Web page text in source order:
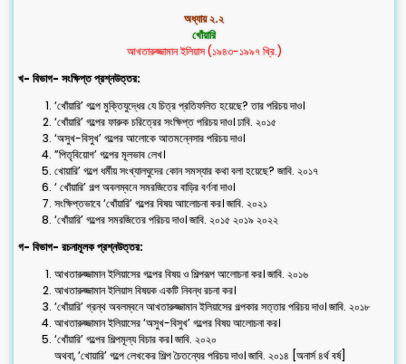
অধ্যায় ২.২
খোঁয়ারি
আখতারুজ্জামান ইলিয়াস (১৯৪৩-১৯৯৭ খ্রি.)
খ- বিভাগ- সংক্ষিপ্ত প্রশ্নউত্তর:
‘খোঁয়ারি’ গল্পে মুক্তিযুদ্ধের যে চিত্র প্রতিফলিত হয়েছে? তার পরিচয় দাও।
‘খোঁয়ারি’ গল্পের ফারুক চরিত্রের সংক্ষিপ্ত পরিচয় দাও। ঢাবি. ২০১৫
‘অসুখ-বিসুখ’ গল্পের আলোকে আতমন্নেসার পরিচয় দাও।
”পিতৃবিয়োগ’ গল্পের মূলভাব লেখ।
খোয়ারি’ গল্পে ধর্মীয় সংখ্যালঘুদের কোন সমস্যার কথা বলা হয়েছে? জাবি. ২০১৭
‘ খোঁয়ারি’ গল্প অবলম্বনে সমরজিতের বাড়ির বর্ণনা দাও।
সংক্ষিপ্তভাবে ‘খোঁয়ারি’ গল্পের বিষয় আালোচনা কর। জাবি. ২০২১
‘খোঁয়ারি’ গল্পের সমরজিতের পরিচয় দাও। জাবি. ২০১৫ ২০১৯ ২০২২
গ- বিভাগ- রচনামূলক প্রশ্নউত্তর:
আখতারুজ্জামান ইলিয়াসের গল্পের বিষয় ও শিল্পরূপ আলোচনা কর। জাবি. ২০১৬
আখতারুজ্জামান ইলিয়াস বিষয়ক একটি নিবন্ধ রচনা কর।
‘খোঁয়ারি’ গ্রন্থ অবলম্বনে আখতারুজ্জামান ইলিয়াসের গল্পকার সত্তার পরিচয় দাও। জাবি. ২০১৮
আখতারুজ্জামান ইলিয়াসের ‘অসুখ-বিসুখ’ গল্পের বিষয় আলোচনা কর।
‘খোঁয়ারি’ গল্পের শিল্পমূল্য বিচার কর। জাবি. ২০২০
অথবা, ‘খোয়ারি’ গল্পে লেখকের শিল্প চৈতন্যের পরিচয় দাও। জাবি. ২০১৪ [অনার্স ৪র্থ বর্ষ]